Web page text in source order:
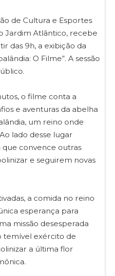
de Cultura e Esportes
Jardim Atlântico, recebe
das 9h, a exibição da
O Filme”. A sessão
o filme conta a
e aventuras da abelha
um reino onde
lado desse lugar
que convence outras
e seguirem novas
a comida no reino
esperança para
missão desesperada
temível exército de
a última flor